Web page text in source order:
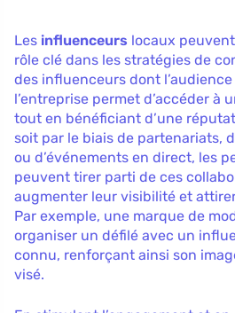
Les influenceurs locaux
rôle clé dans les stratégies de
des influenceurs dont
l’entreprise permet d’accéder à
tout en bénéficiant d’une
soit par le biais de partenariats,
ou d’événements en direct, les
peuvent tirer parti de ces
augmenter leur visibilité et
Par exemple, une marque de
organiser un défilé avec un
connu, renforçant ainsi son
visé.